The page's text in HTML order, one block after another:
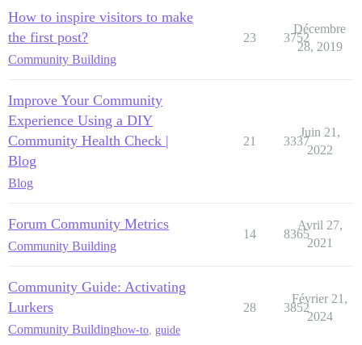
How to inspire visitors to make
the first post?
Community Building
23 3752
Décembre
28, 2019
Improve Your Community
Experience Using a DIY
Community Health Check |
Blog
Blog
21 3337
Juin 21,
2022
Forum Community Metrics
Community Building
14 8365
Avril 27,
2021
Community Guide: Activating
Lurkers
Community Buildinghow-to guide
28 3852
Février 21,
2024